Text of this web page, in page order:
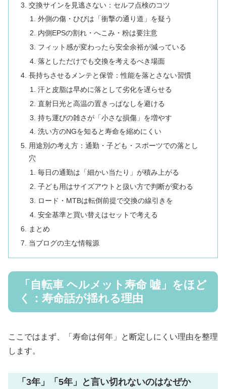
交換サインを見逃さない：セルフ点検のコツ
外側の傷・ひびは「衝撃の通り道」を疑う
内側EPSの割れ・へこみ・粉は要注意
フィット感が変わったら安全余裕が減っている
落としただけでも交換を考えるべき場面
長持ちさせるメンテと保管：性能を落とさない習慣
汗と皮脂は早めに落として劣化を遅らせる
直射日光と高温の置きっぱなしを避ける
持ち運びの雑さが「小さな損傷」を増やす
洗い方のNGを知ると寿命を縮めにくい
用途別の考え方：通勤・子ども・スポーツでの落とし
穴
毎日の通勤は「細かい当たり」が積み上がる
子ども用はサイズアウトと扱い方で判断が変わる
ロード・MTBは転倒前提で交換の線引きを
安全基準と買い替えはセットで考える
まとめ
当ブログの主な情報源
「自転車 ヘルメット寿命 嘘」をほど
く：寿命話が揺れる理由
ここではまず、「寿命は何年」と断定しにくい理由を整理
します。
「3年」「5年」と言い切れないのはなぜか